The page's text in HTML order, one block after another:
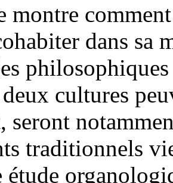
montre
dans sa
cultures
seront
traditionnels
étude